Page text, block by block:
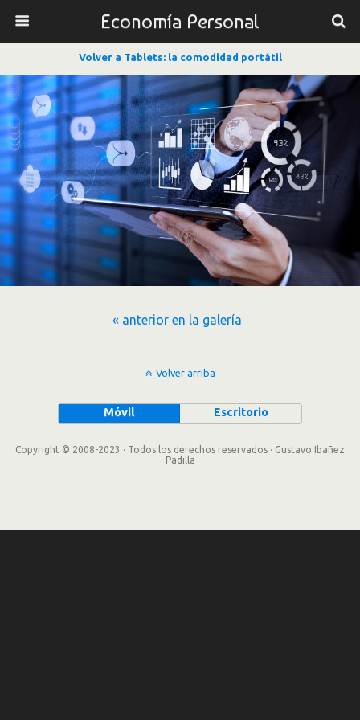
Economía Personal
Volver a Tablets: la comodidad portátil
« anterior en la galería
Volver arriba
Móvil Escritorio
Copyright © 2008-2023 · Todos los derechos reservados · Gustavo Ibañez
Padilla